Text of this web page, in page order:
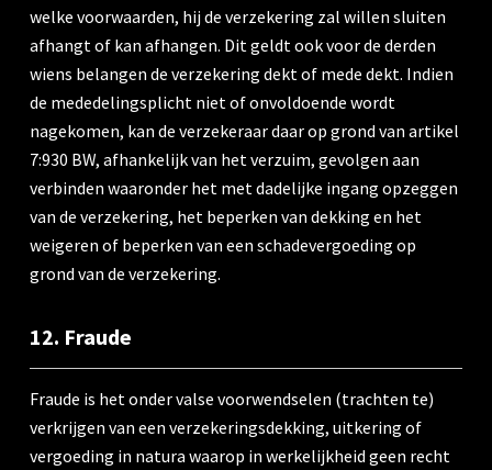
welke voorwaarden, hij de verzekering zal willen sluiten
afhangt of kan afhangen. Dit geldt ook voor de derden
wiens belangen de verzekering dekt of mede dekt. Indien
de mededelingsplicht niet of onvoldoende wordt
nagekomen, kan de verzekeraar daar op grond van artikel
7:930 BW, afhankelijk van het verzuim, gevolgen aan
verbinden waaronder het met dadelijke ingang opzeggen
van de verzekering, het beperken van dekking en het
weigeren of beperken van een schadevergoeding op
grond van de verzekering.
12. Fraude
Fraude is het onder valse voorwendselen (trachten te)
verkrijgen van een verzekeringsdekking, uitkering of
vergoeding in natura waarop in werkelijkheid geen recht